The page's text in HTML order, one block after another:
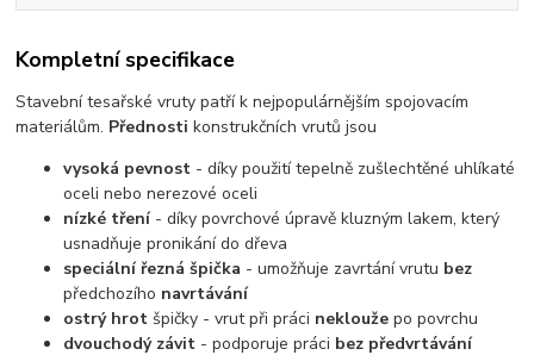
Kompletní specifikace
Stavební tesařské vruty patří k nejpopulárnějším spojovacím
materiálům. Přednosti konstrukčních vrutů jsou
vysoká pevnost - díky použití tepelně zušlechtěné uhlíkaté
oceli nebo nerezové oceli
nízké tření- díky povrchové úpravě kluzným lakem, který
usnadňuje pronikání do dřeva
speciální řezná špička - umožňuje zavrtání vrutu bez
předchozího navrtávání
ostrý hrot špičky - vrut při práci nekloužepo povrchu
dvouchodý závit - podporuje práci bez předvrtávání